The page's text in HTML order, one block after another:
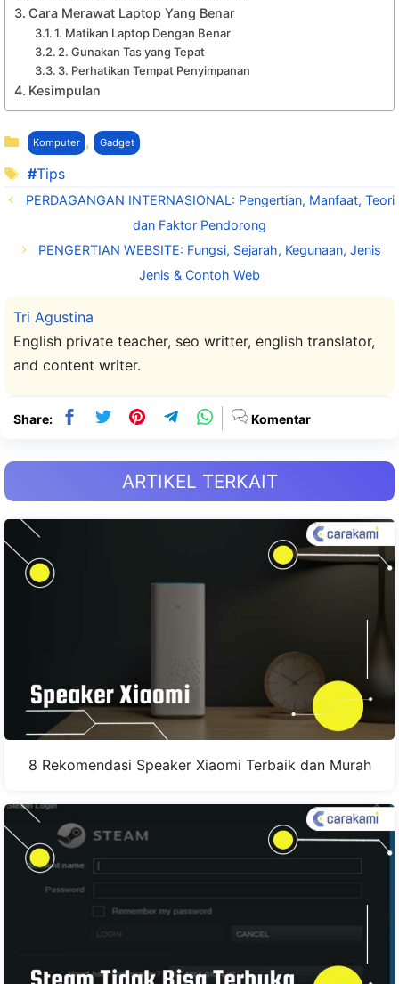
Cara Merawat Laptop Yang Benar
1. Matikan Laptop Dengan Benar
2. Gunakan Tas yang Tepat
3. Perhatikan Tempat Penyimpanan
Kesimpulan
Kategori
Komputer , Gadget
Tag
Tips
PERDAGANGAN INTERNASIONAL: Pengertian, Manfaat, Teori
dan Faktor Pendorong
PENGERTIAN WEBSITE: Fungsi, Sejarah, Kegunaan, Jenis
Jenis & Contoh Web
Tri Agustina
English private teacher, seo writter, english translator,
and content writer.
Share: Komentar
ARTIKEL TERKAIT
8 Rekomendasi Speaker Xiaomi Terbaik dan Murah